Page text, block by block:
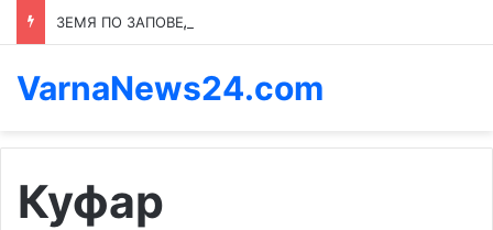
VarnaNews24.com
Куфар